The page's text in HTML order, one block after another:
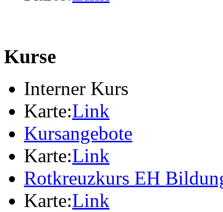
Kurse
Interner Kurs
Karte:Link
Kursangebote
Karte:Link
Rotkreuzkurs EH
Karte:Link